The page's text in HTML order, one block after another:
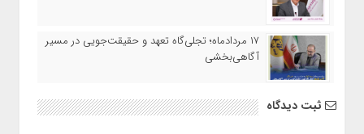
۱۷ مردادماه‌؛ تجلی‌گاه تعهد و حقیقت‌جویی در مسیر
آگاهی‌بخشی
ثبت دیدگاه